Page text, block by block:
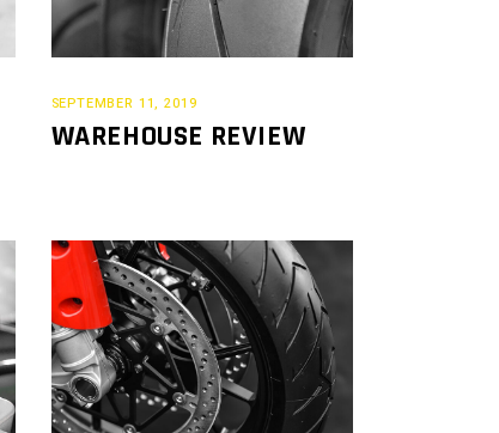
SEPTEMBER 11, 2019
WAREHOUSE REVIEW